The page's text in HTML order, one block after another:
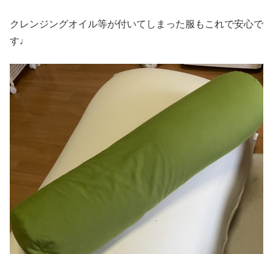
クレンジングオイル等が付いてしまった服もこれで安心で
す♩